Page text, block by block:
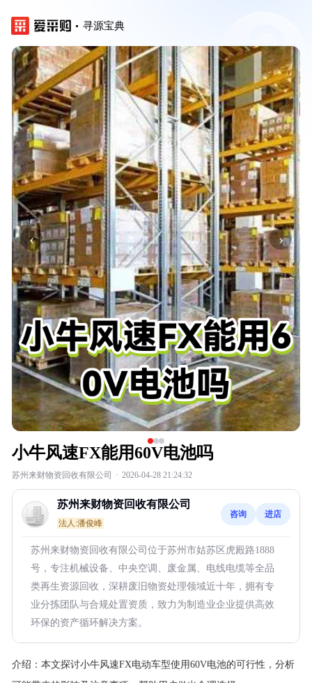
寻源宝典
‹ ›
小牛风速FX能用60V电池吗
苏州来财物资回收有限公司 · 2026-04-28 21:24:32
苏州来财物资回收有限公司
法人:潘俊峰
咨询 进店
苏州来财物资回收有限公司位于苏州市姑苏区虎殿路1888
号，专注机械设备、中央空调、废金属、电线电缆等全品
类再生资源回收，深耕废旧物资处理领域近十年，拥有专
业分拣团队与合规处置资质，致力为制造业企业提供高效
环保的资产循环解决方案。
介绍： 本文探讨小牛风速FX电动车型使用60V电池的可行性，分析